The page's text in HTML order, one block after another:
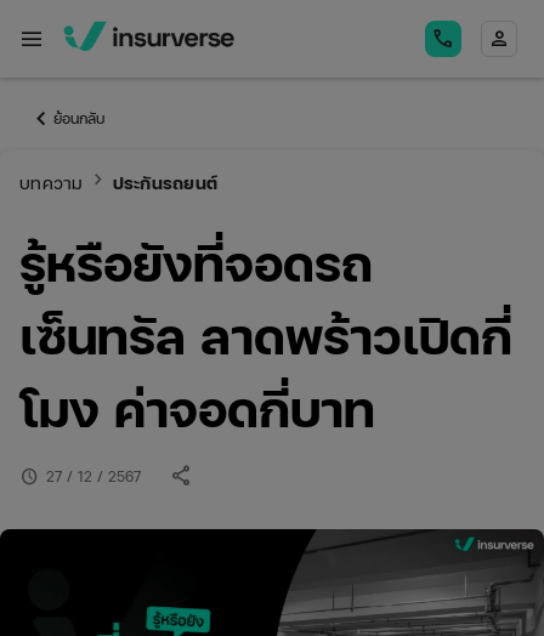
menu call person
keyboard_arrow_left ย้อนกลับ
บทความ keyboard_arrow_right ประกันรถยนต์
รู้หรือยังที่จอดรถ
เซ็นทรัล ลาดพร้าวเปิดกี่
โมง ค่าจอดกี่บาท
schedule 27 / 12 / 2567 share